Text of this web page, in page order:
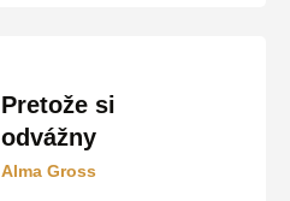
Pretože si
odvážny
Alma Gross